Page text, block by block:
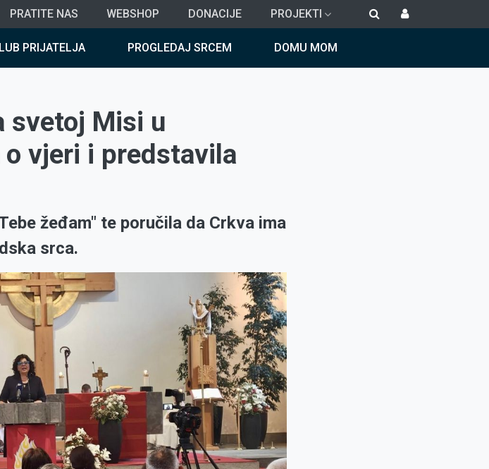
PRATITE NAS WEBSHOP DONACIJE PROJEKTI
PRIJATELJA PROGLEDAJ SRCEM DOMU MOM
svetoj Misi u
vjeri i predstavila
žeđam" te poručila da Crkva ima
srca.